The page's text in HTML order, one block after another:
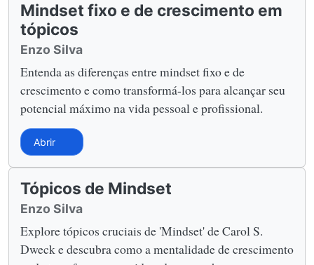
Mindset fixo e de crescimento em
tópicos
Enzo Silva
Entenda as diferenças entre mindset fixo e de
crescimento e como transformá-los para alcançar seu
potencial máximo na vida pessoal e profissional.
Abrir
Tópicos de Mindset
Enzo Silva
Explore tópicos cruciais de 'Mindset' de Carol S.
Dweck e descubra como a mentalidade de crescimento